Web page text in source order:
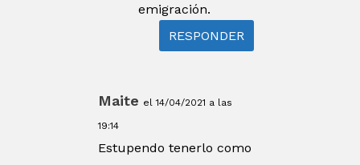
emigración.
RESPONDER
Maite el 14/04/2021 a las
19:14
Estupendo tenerlo como